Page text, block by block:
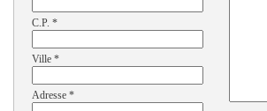
C.P. *
Ville *
Adresse *